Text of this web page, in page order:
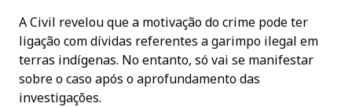
A Civil revelou que a motivação do crime pode ter
ligação com dívidas referentes a garimpo ilegal em
terras indígenas. No entanto, só vai se manifestar
sobre o caso após o aprofundamento das
investigações.